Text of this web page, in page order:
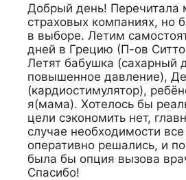
Добрый день! Перечитала
страховых компаниях, но
в выборе. Летим
дней в Грецию (П-ов
Летят бабушка (сахарный
повышенное давление),
(кардиостимулятор),
я(мама). Хотелось бы
цели сэкономить нет,
случае необходимости
оперативно решались, и
была бы опция вызова
Спасибо!